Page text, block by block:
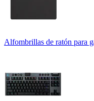
Alfombrillas de ratón para